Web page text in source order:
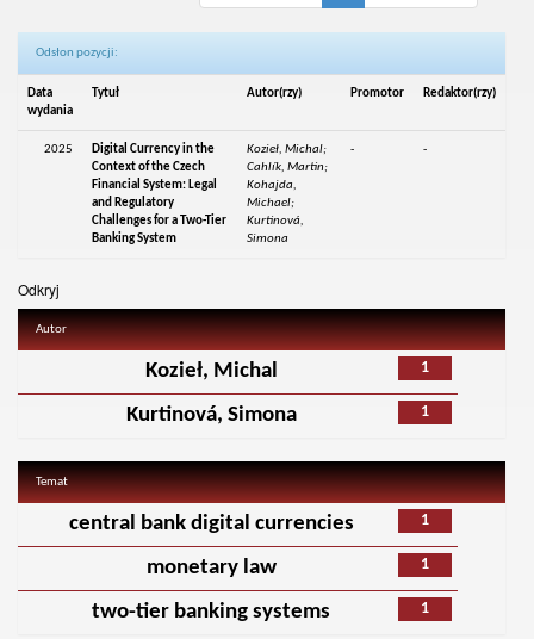
Odsłon pozycji:
Data
wydania
Tytuł Autor(rzy) Promotor Redaktor(rzy)
2025
Digital Currency in the
Context of the Czech
Financial System: Legal
and Regulatory
Challenges for a Two-Tier
Banking System
Kozieł, Michal;
Cahlík, Martin;
Kohajda,
Michael;
Kurtinová,
Simona
- -
Odkryj
Autor
1
Kozieł, Michal
1
Kurtinová, Simona
Temat
1
central bank digital currencies
1
monetary law
1
two-tier banking systems